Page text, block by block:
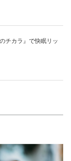
チカラ』で快眠リッ